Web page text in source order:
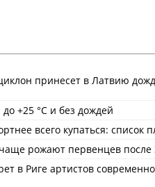
принесет в Латвию
+25 °C и без дождей
всего купаться: список
рожают первенцев после
в Риге артистов